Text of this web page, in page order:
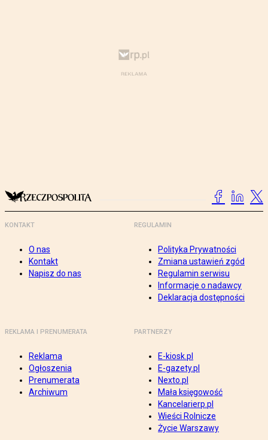
KONTAKT
O nas
Kontakt
Napisz do nas
REGULAMIN
Polityka Prywatności
Zmiana ustawień zgód
Regulamin serwisu
Informacje o nadawcy
Deklaracja dostępności
REKLAMA I PRENUMERATA
Reklama
Ogłoszenia
Prenumerata
Archiwum
PARTNERZY
E-kiosk.pl
E-gazety.pl
Nexto.pl
Mała księgowość
Kancelarierp.pl
Wieści Rolnicze
Życie Warszawy